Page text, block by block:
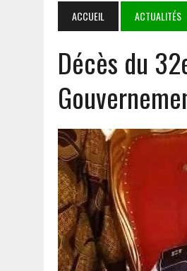
PARTENARIAT SOLIDE ET
3 AOÛT 2026
TRANSPORT
1 AOÛT 2026
E-
5 AOÛT 2026 | GOULMOU : LA
ACCUEIL ACTUALITÉS
Décès du